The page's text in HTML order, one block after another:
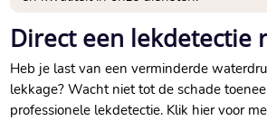
Direct een lekdetectie
Heb je last van een verminderde
lekkage? Wacht niet tot de schade
professionele lekdetectie.​ Klik hier voor